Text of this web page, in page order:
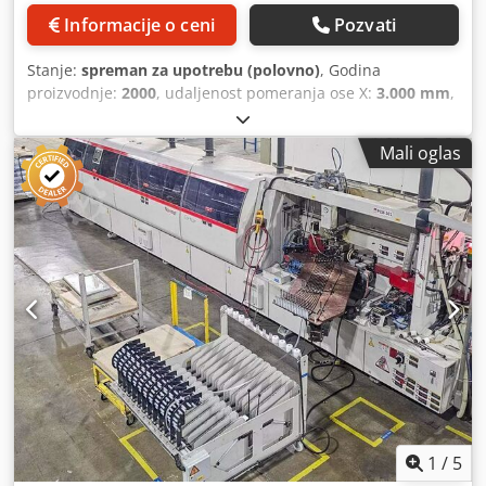
vakuumska kruga, pozicioniranje u zavisnosti od radnog
komada, Eksterna vakuum pumpa firme Becker je
upravljački sistem Programiranje preko IMAWOP (dijalog
orijentisan, grafički interfejs) PC bazirani upravljački sistem
sa mrežnom vezom Dodatna oprema: Centralno
podmazivanje linearnih vodilica Priključak za usisavanje (Ø
250 mm, cca 4950 m³/h) Sigurnosna oprema u skladu sa CE
standardom, sa zaštitnim mrežama i protukliznim
podlogama (neke podloge mogu imati povremeni problem
sa kontaktom) Dokumentacija i katalog rezervnih delova
nepotpuni. Električni podaci: Priključak na mrežu: 400/230
V, 50 Hz, 3N/PE Za dodatna pitanja ili dogovor termina za
posetu, stojimo Vam na raspolaganju u svakom trenutku.
Informacije o ceni Pozvati
Stanje: spreman za upotrebu (polovno), Godina
proizvodnje: 2000, udaljenost pomeranja ose X: 3.000 mm,
, broj osovina:
obradu drveta sa 3 ose, tipa IMA BIMA 410, proizveden je
2000. godine. Ima radnu površinu od 3000 mm duž X-ose i
1200 mm duž Y-ose, kao i maksimalnu visinu stezanja od
100 mm. Mašina je opremljena automatskim centralnim
sistemom podmazivanja i AC servo motorima za precizan
rad. Ako tražite visokokvalitetne mogućnosti za obradu
drveta, razmotrite mašinu IMA BIMA 410 koju nudimo na
prodaju. Kontaktirajte nas za više detalja. • Radna površina
X: 3000 mm • Radna površina Y: 1200 mm • Maks. visina
stezanja Z1: 100 mm • Maks. debljina radnog komada Z2:
zavisi od konfiguracije/primene • Visina stola: oko 1000 mm
• Intermitentni rad X: 2 × 1400 mm • Slobodan prostor u
sredini X: 200 mm • Alternativni hod X: 2 × 900 mm •
Slobodan prostor u sredini (alternativno) X: 1200 mm •
Težina mašine: oko 6000 kg • Sistem vođenja: precizni
linearni vodilice, kaljeni na oko 62 HRC • Centralno
Mali oglas
1 / 5